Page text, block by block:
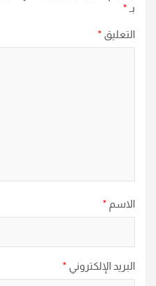
بـ *
التعليق *
الاسم *
البريد الإلكتروني *